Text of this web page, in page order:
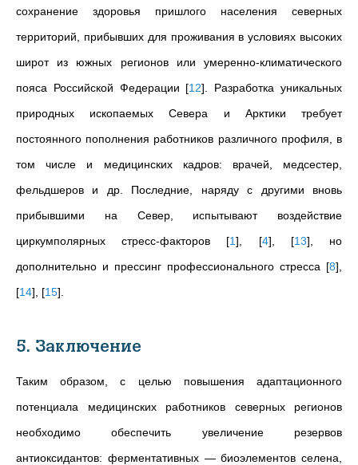
сохранение здоровья пришлого населения северных
территорий, прибывших для проживания в условиях высоких
широт из южных регионов или умеренно-климатического
пояса Российской Федерации [12] . Разработка уникальных
природных ископаемых Севера и Арктики требует
постоянного пополнения работников различного профиля, в
том числе и медицинских кадров: врачей, медсестер,
фельдшеров и др. Последние, наряду с другими вновь
прибывшими на Север, испытывают воздействие
циркумполярных стресс-факторов [1] [4] [13] , но
дополнительно и прессинг профессионального стресса [8]
[14] [15]
5. Заключение
Таким образом, с целью повышения адаптационного
потенциала медицинских работников северных регионов
необходимо обеспечить увеличение резервов
антиоксидантов: ферментативных — биоэлементов селена,